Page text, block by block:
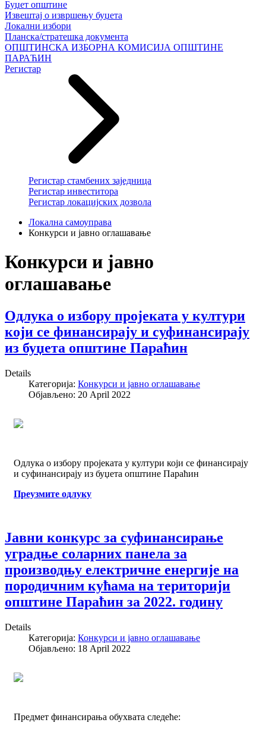
Буџет општине
Извештај о извршењу буџета
Локални избори
Планска/стратешка документа
ОПШТИНСКА ИЗБОРНА КОМИСИЈА ОПШТИНЕ
ПАРАЋИН
Регистар
Регистар стамбених заједница
Регистар инвеститора
Регистар локацијских дозвола
Локална самоуправа
Конкурси и јавно оглашавање
Конкурси и јавно
оглашавање
Одлукa о избору пројеката у култури
који се финансирају и суфинансирају
из буџета општине Параћин
Details
Категорија: Конкурси и јавно оглашавање
Објављено: 20 April 2022
Одлукa о избору пројеката у култури који се финансирају
и суфинансирају из буџета општине Параћин
Преузмите одлуку
Јавни конкурс за суфинансирање
уградње соларних панела за
производњу електричне енергије на
породичним кућама на територији
општине Параћин за 2022. годину
Details
Категорија: Конкурси и јавно оглашавање
Објављено: 18 April 2022
Предмет финансирања обухвата следеће: